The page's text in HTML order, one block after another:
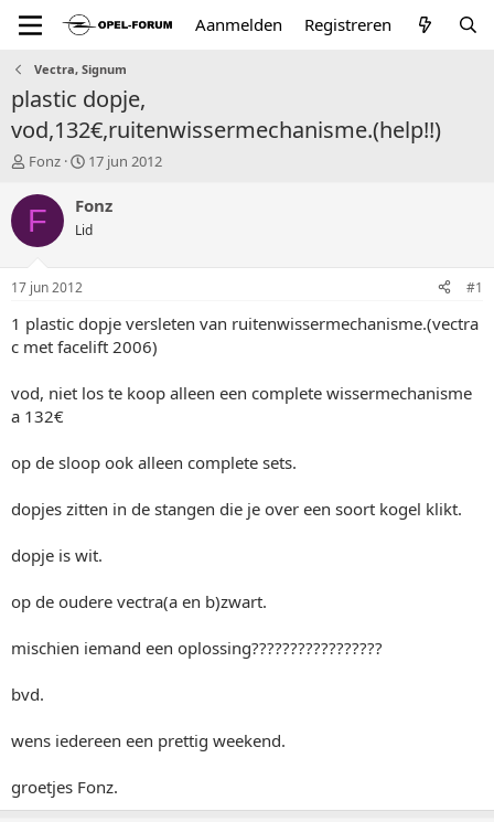
Aanmelden Registreren
Vectra, Signum
plastic dopje,
vod,132€,ruitenwissermechanisme.(help!!)
T
p
t
a
r
t
e
Fonz
S
a
r
t
u
m
17 jun 2012
F Fonz
Lid
17 jun 2012 #1
1 plastic dopje versleten van ruitenwissermechanisme.(vectra
c met facelift 2006)
vod, niet los te koop alleen een complete wissermechanisme
a 132€
op de sloop ook alleen complete sets.
dopjes zitten in de stangen die je over een soort kogel klikt.
dopje is wit.
op de oudere vectra(a en b)zwart.
mischien iemand een oplossing?????????????????
bvd.
wens iedereen een prettig weekend.
groetjes Fonz.